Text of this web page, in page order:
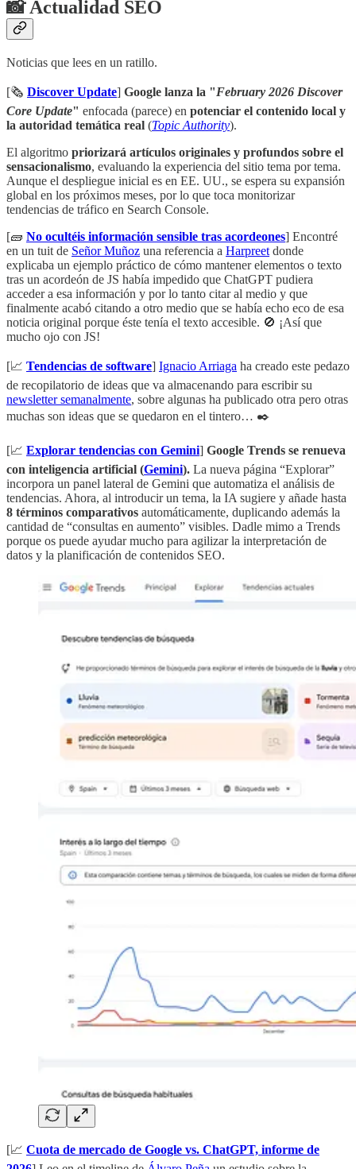
📸 Actualidad SEO
Noticias que lees en un ratillo.
[🗞️ Discover Update] Google lanza la "February 2026 Discover
Core Update" enfocada (parece) en potenciar el contenido local y
la autoridad temática real (Topic Authority).
El algoritmo priorizará artículos originales y profundos sobre el
sensacionalismo, evaluando la experiencia del sitio tema por tema.
Aunque el despliegue inicial es en EE. UU., se espera su expansión
global en los próximos meses, por lo que toca monitorizar
tendencias de tráfico en Search Console.
[🧱 No ocultéis información sensible tras acordeones] Encontré
en un tuit de Señor Muñoz una referencia a Harpreet donde
explicaba un ejemplo práctico de cómo mantener elementos o texto
tras un acordeón de JS había impedido que ChatGPT pudiera
acceder a esa información y por lo tanto citar al medio y que
finalmente acabó citando a otro medio que se había echo eco de esa
noticia original porque éste tenía el texto accesible. 🚫 ¡Así que
mucho ojo con JS!
[📈 Tendencias de software] Ignacio Arriaga ha creado este pedazo
de recopilatorio de ideas que va almacenando para escribir su
newsletter semanalmente, sobre algunas ha publicado otra pero otras
muchas son ideas que se quedaron en el tintero… ✒️
[📈 Explorar tendencias con Gemini] Google Trends se renueva
con inteligencia artificial (Gemini). La nueva página “Explorar”
incorpora un panel lateral de Gemini que automatiza el análisis de
tendencias. Ahora, al introducir un tema, la IA sugiere y añade hasta
8 términos comparativos automáticamente, duplicando además la
cantidad de “consultas en aumento” visibles. Dadle mimo a Trends
porque os puede ayudar mucho para agilizar la interpretación de
datos y la planificación de contenidos SEO.
[📈 Cuota de mercado de Google vs. ChatGPT, informe de